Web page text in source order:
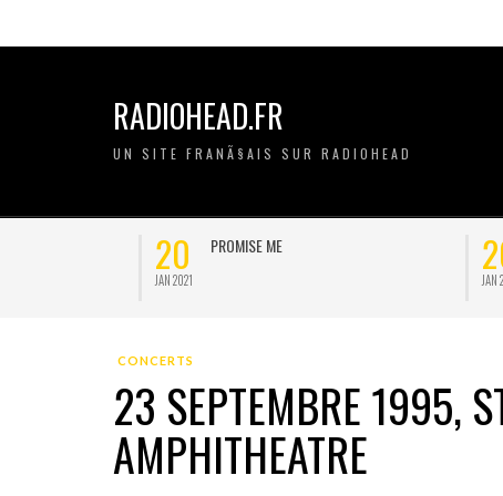
RADIOHEAD.FR
UN SITE FRANÃ§AIS SUR RADIOHEAD
GRIPE
CONCERTS
23 SEPTEMBRE 1995,
AMPHITHEATRE